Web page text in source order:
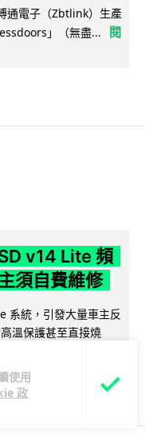
使用
政
通電子（Zbtlink）生產
」（無盡...
閱
v14 Lite 頻
須自費維修
系統，引發大量車主反
溫保護甚至直接燒